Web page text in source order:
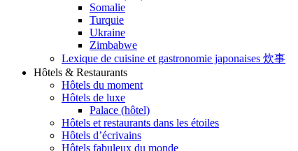
Somalie
Turquie
Ukraine
Zimbabwe
Lexique de cuisine et gastronomie japonaises 炊事
Hôtels & Restaurants
Hôtels du moment
Hôtels de luxe
Palace (hôtel)
Hôtels et restaurants dans les étoiles
Hôtels d’écrivains
Hôtels fabuleux du monde